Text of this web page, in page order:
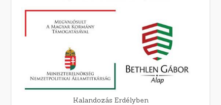
Kalandozás Erdélyben